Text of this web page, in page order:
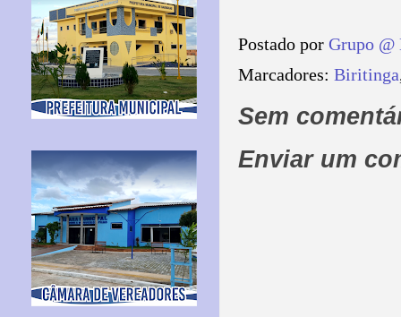
Postado por Grupo @
Marcadores: Biritinga
Sem
Enviar um